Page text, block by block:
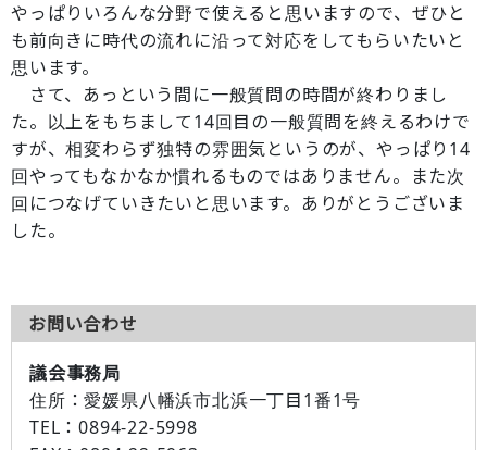
やっぱりいろんな分野で使えると思いますので、ぜひと
も前向きに時代の流れに沿って対応をしてもらいたいと
思います。
さて、あっという間に一般質問の時間が終わりまし
た。以上をもちまして14回目の一般質問を終えるわけで
すが、相変わらず独特の雰囲気というのが、やっぱり14
回やってもなかなか慣れるものではありません。また次
回につなげていきたいと思います。ありがとうございま
した。
お問い合わせ
議会事務局
住所：愛媛県八幡浜市北浜一丁目1番1号
TEL：0894-22-5998